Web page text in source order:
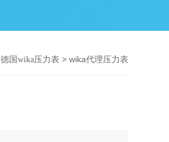
德国wika压力表 > wika代理压力表